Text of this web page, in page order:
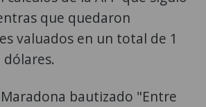
que quedaron
valuados en un total de 1
bautizado "Entre